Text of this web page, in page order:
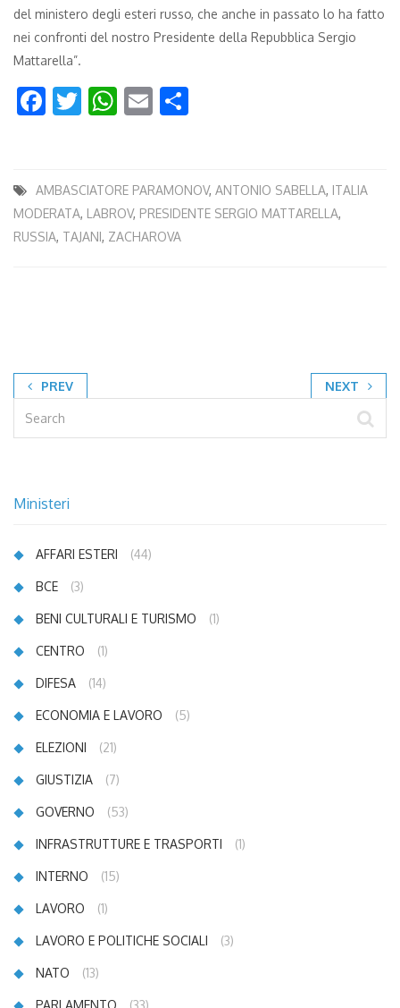
del ministero degli esteri russo, che anche in passato lo ha fatto
nei confronti del nostro Presidente della Repubblica Sergio
Mattarella”.
Facebook
Twitter
WhatsApp
Email
AMBASCIATORE PARAMONOV, ANTONIO SABELLA, ITALIA
MODERATA, LABROV, PRESIDENTE SERGIO MATTARELLA,
RUSSIA, TAJANI, ZACHAROVA
PREV NEXT
Ministeri
AFFARI ESTERI (44)
BCE (3)
BENI CULTURALI E TURISMO (1)
CENTRO (1)
DIFESA (14)
ECONOMIA E LAVORO (5)
ELEZIONI (21)
GIUSTIZIA (7)
GOVERNO (53)
INFRASTRUTTURE E TRASPORTI (1)
INTERNO (15)
LAVORO (1)
LAVORO E POLITICHE SOCIALI (3)
NATO (13)
PARLAMENTO (33)